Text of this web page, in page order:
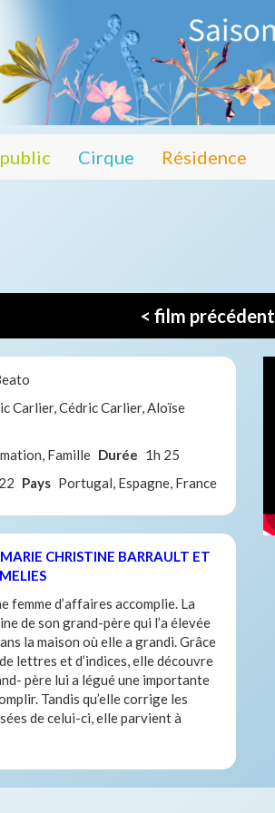
Cirque Résidence
< film précédent
Carlier, Cédric Carlier, Aloïse
Famille Durée 1h 25
Pays Portugal, Espagne, France
CHRISTINE BARRAULT ET
femme d’affaires accomplie. La
de son grand-père qui l’a élevée
la maison où elle a grandi. Grâce
lettres et d’indices, elle découvre
père lui a légué une importante
Tandis qu’elle corrige les
de celui-ci, elle parvient à